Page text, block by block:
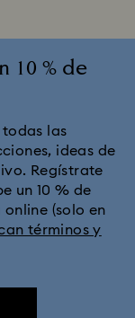
10 % de
las
ideas de
Regístrate
un 10 % de
(solo en
términos y